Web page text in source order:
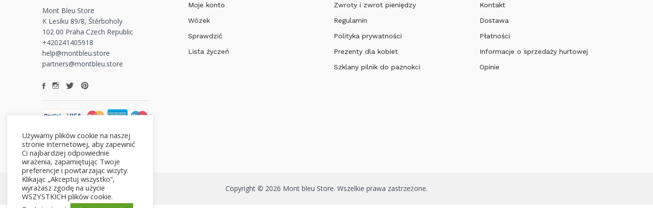
Mont Bleu Store
K Lesíku 89/8, Štěrboholy
102 00 Praha Czech Republic
+420241405918
help@montbleu.store
partners@montbleu.store
Moje konto
Wózek
Sprawdzić
Lista życzeń
Zwroty i zwrot pieniędzy
Regulamin
Polityka prywatności
Prezenty dla kobiet
Szklany pilnik do paznokci
Kontakt
Dostawa
Płatności
Informacje o sprzedaży hurtowej
Opinie
Copyright © 2026 Mont bleu Store. Wszelkie prawa zastrzeżone.
Używamy plików cookie na naszej
stronie internetowej, aby zapewnić
Ci najbardziej odpowiednie
wrażenia, zapamiętując Twoje
preferencje i powtarzając wizyty.
Klikając „Akceptuj wszystko”,
wyrażasz zgodę na użycie
WSZYSTKICH plików cookie.